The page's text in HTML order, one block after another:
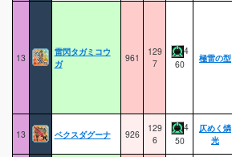
13
雷閃タガミコウ
ガ
961
129
7
4
60
極雷の型
13 ベクスダグーナ 926
129
6
4
50
仄めく燐
光